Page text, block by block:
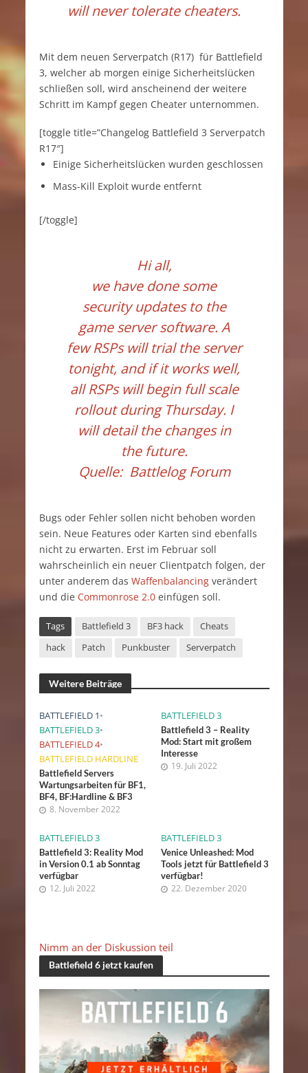
will never tolerate cheaters.
Mit dem neuen Serverpatch (R17) für Battlefield
3, welcher ab morgen einige Sicherheitslücken
schließen soll, wird anscheinend der weitere
Schritt im Kampf gegen Cheater unternommen.
[toggle title=”Changelog Battlefield 3 Serverpatch
R17″]
Einige Sicherheitslücken wurden geschlossen
Mass-Kill Exploit wurde entfernt
[/toggle]
Hi all,
we have done some
security updates to the
game server software. A
few RSPs will trial the server
tonight, and if it works well,
all RSPs will begin full scale
rollout during Thursday. I
will detail the changes in
the future.
Quelle: Battlelog Forum
Bugs oder Fehler sollen nicht behoben worden
sein. Neue Features oder Karten sind ebenfalls
nicht zu erwarten. Erst im Februar soll
wahrscheinlich ein neuer Clientpatch folgen, der
unter anderem das Waffenbalancing verändert
und die Commonrose 2.0 einfügen soll.
Tags Battlefield 3 BF3 hack
Cheats
hack
Patch Punkbuster Serverpatch
Weitere Beiträge
BATTLEFIELD 1•
BATTLEFIELD 3•
BATTLEFIELD 4•
BATTLEFIELD HARDLINE
Battlefield Servers
Wartungsarbeiten für BF1,
BF4, BF:Hardline & BF3
8. November 2022
BATTLEFIELD 3
Battlefield 3 – Reality
Mod: Start mit großem
Interesse
19. Juli 2022
BATTLEFIELD 3
Battlefield 3: Reality Mod
in Version 0.1 ab Sonntag
verfügbar
12. Juli 2022
BATTLEFIELD 3
Venice Unleashed: Mod
Tools jetzt für Battlefield 3
verfügbar!
22. Dezember 2020
Nimm an der Diskussion teil
Battlefield 6 jetzt kaufen